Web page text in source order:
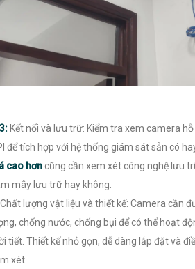
3: Kết nối và lưu trữ: Kiểm tra xem camera
để tích hợp với hệ thống giám sát sẵn có
cao hơncũng cần xem xét công nghệ lưu
mây lưu trữ hay không.
lượng vật liệu và thiết kế: Camera cần
chống nước, chống bụi để có thể hoạt
tiết. Thiết kế nhỏ gọn, dễ dàng lắp đặt và
xét.